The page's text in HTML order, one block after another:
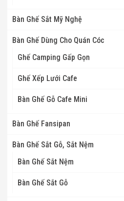
Bàn Ghế Sắt Mỹ Nghệ
Bàn Ghế Dùng Cho Quán Cóc
Ghế Camping Gấp Gọn
Ghế Xếp Lưới Cafe
Bàn Ghế Gỗ Cafe Mini
Bàn Ghế Fansipan
Bàn Ghế Sắt Gỗ, Sắt Nệm
Bàn Ghế Sắt Nệm
Bàn Ghế Sắt Gỗ